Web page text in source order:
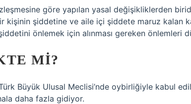
göre yapılan yasal değişikliklerden
kişinin şiddetine ve aile içi şiddete maruz kalan
şiddetini önlemek için alınması gereken önlemleri
MI?
Büyük Ulusal Meclisi’nde oybirliğiyle kabul
daha fazla gidiyor.